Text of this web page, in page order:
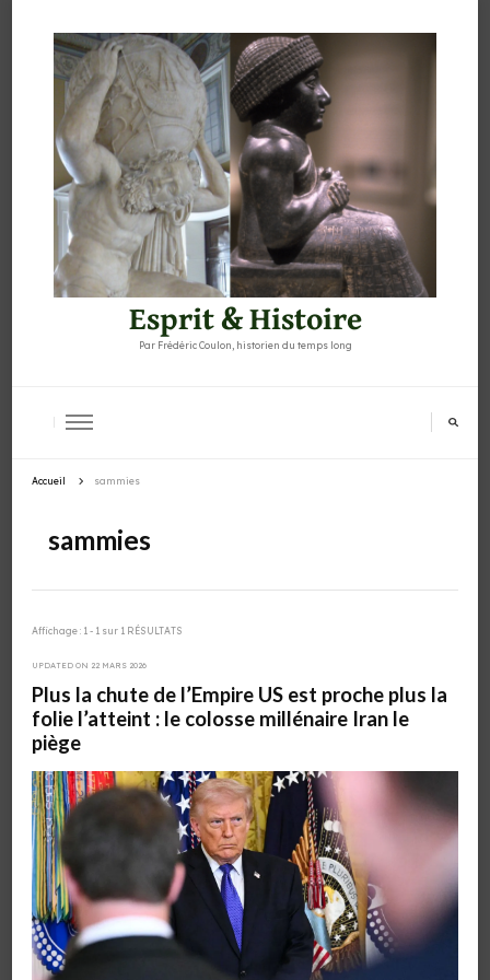
Esprit & Histoire
Par Frédéric Coulon, historien du temps long
Accueil sammies
sammies
Affichage : 1 - 1 sur 1 RÉSULTATS
UPDATED ON 22 MARS 2026
Plus la chute de l’Empire US est proche plus la
folie l’atteint : le colosse millénaire Iran le
piège